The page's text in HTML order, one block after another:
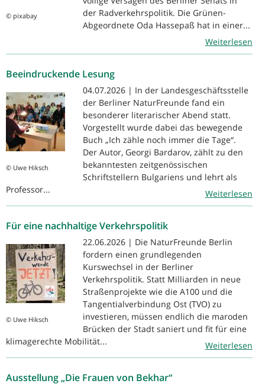
© pixabay
der Radverkehrspolitik. Die Grünen-
Abgeordnete Oda Hassepaß hat in einer...
Weiterlesen
Beeindruckende Lesung
© Uwe Hiksch
04.07.2026 | In der Landesgeschäftsstelle
der Berliner NaturFreunde fand ein
besonderer literarischer Abend statt.
Vorgestellt wurde dabei das bewegende
Buch „Ich zähle noch immer die Tage“.
Der Autor, Georgi Bardarov, zählt zu den
bekanntesten zeitgenössischen
Schriftstellern Bulgariens und lehrt als
Professor...
Weiterlesen
Für eine nachhaltige Verkehrspolitik
© Uwe Hiksch
22.06.2026 | Die NaturFreunde Berlin
fordern einen grundlegenden
Kurswechsel in der Berliner
Verkehrspolitik. Statt Milliarden in neue
Straßenprojekte wie die A100 und die
Tangentialverbindung Ost (TVO) zu
investieren, müssen endlich die maroden
Brücken der Stadt saniert und fit für eine
klimagerechte Mobilität...
Weiterlesen
Ausstellung „Die Frauen von Bekhar“